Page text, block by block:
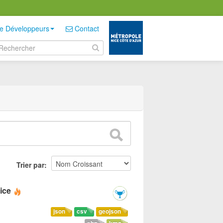
Développeurs Contact
Trier par
geojson
csv
json